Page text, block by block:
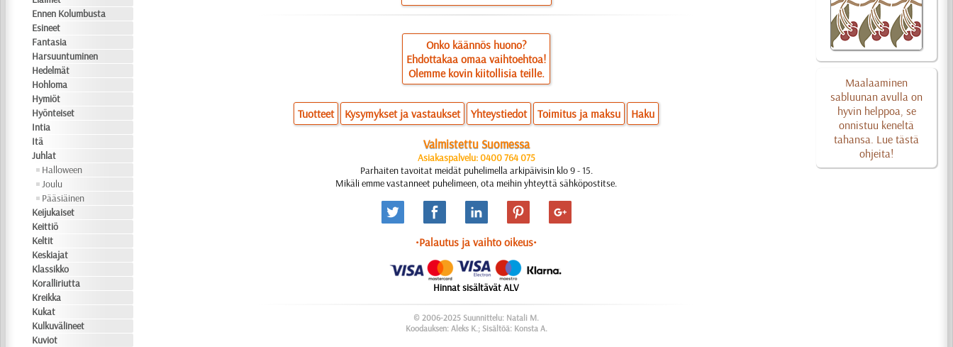
Ennen Kolumbusta
Esineet
Fantasia
Harsuuntuminen
Hedelmät
Hohloma
Hymiöt
Hyönteiset
Intia
Itä
Juhlat
Halloween
Joulu
Pääsiäinen
Keijukaiset
Keittiö
Keltit
Keskiajat
Klassikko
Koralliriutta
Kreikka
Kukat
Kulkuvälineet
Kuviot
Maalaaminen
sabluunan avulla on
hyvin helppoa, se
onnistuu keneltä
tahansa. Lue tästä
ohjeita!
Onko käännös huono?
Ehdottakaa omaa vaihtoehtoa!
Olemme kovin kiitollisia teille.
Tuotteet Kysymykset ja vastaukset Yhteystiedot Toimitus ja maksu Haku
Valmistettu Suomessa
Asiakaspalvelu: 0400 764 075
Parhaiten tavoitat meidät puhelimella arkipäivisin klo 9 - 15.
Mikäli emme vastanneet puhelimeen, ota meihin yhteyttä sähköpostitse.
•Palautus ja vaihto oikeus•
Hinnat sisältävät ALV
© 2006-2025 Suunnittelu: Natali M.
Koodauksen: Aleks K.; Sisältöä: Konsta A.